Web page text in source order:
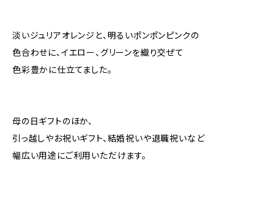
淡いジュリアオレンジと、明るいポンポンピンクの
色合わせに、イエロー、グリーンを織り交ぜて
色彩豊かに仕立てました。
母の日ギフトのほか、
引っ越しやお祝いギフト、結婚祝いや退職祝いなど
幅広い用途にご利用いただけます。